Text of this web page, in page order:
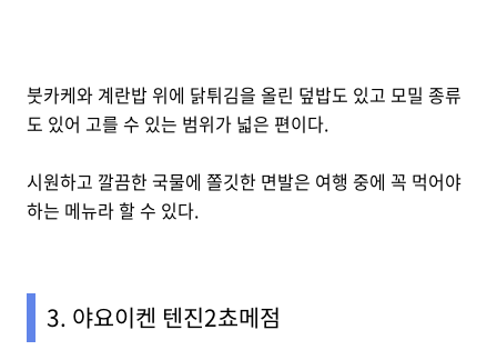
붓카케와 계란밥 위에 닭튀김을 올린 덮밥도 있고 모밀 종류
도 있어 고를 수 있는 범위가 넓은 편이다.
시원하고 깔끔한 국물에 쫄깃한 면발은 여행 중에 꼭 먹어야
하는 메뉴라 할 수 있다.
3. 야요이켄 텐진2쵸메점